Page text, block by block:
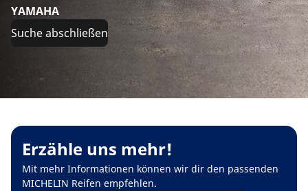
YAMAHA
Suche abschließen
Erzähle uns mehr!
Mit mehr Informationen können wir dir den passenden
MICHELIN Reifen empfehlen.